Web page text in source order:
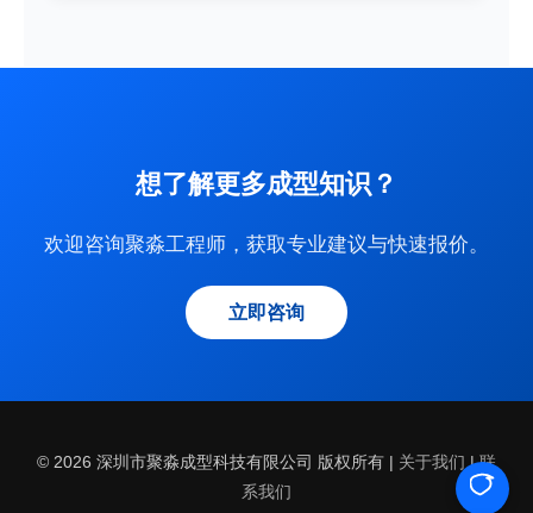
想了解更多成型知识？
欢迎咨询聚淼工程师，获取专业建议与快速报价。
立即咨询
© 2026 深圳市聚淼成型科技有限公司 版权所有 | 关于我们|联
系我们